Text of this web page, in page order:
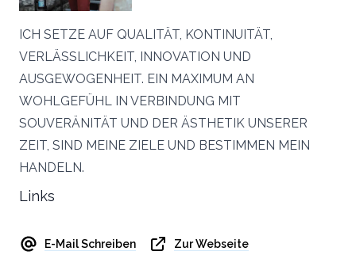
ICH SETZE AUF QUALITÄT, KONTINUITÄT,
VERLÄSSLICHKEIT, INNOVATION UND
AUSGEWOGENHEIT. EIN MAXIMUM AN
WOHLGEFÜHL IN VERBINDUNG MIT
SOUVERÄNITÄT UND DER ÄSTHETIK UNSERER
ZEIT, SIND MEINE ZIELE UND BESTIMMEN MEIN
HANDELN.
Links
E-Mail Schreiben Zur Webseite